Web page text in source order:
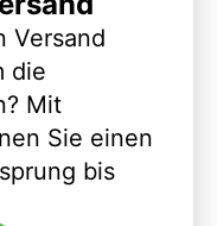
Versand
die
Mit
Sie einen
bis